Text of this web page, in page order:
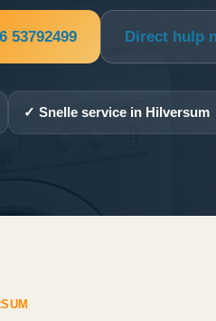
53792499 Direct hulp
✓ Snelle service in Hilversum